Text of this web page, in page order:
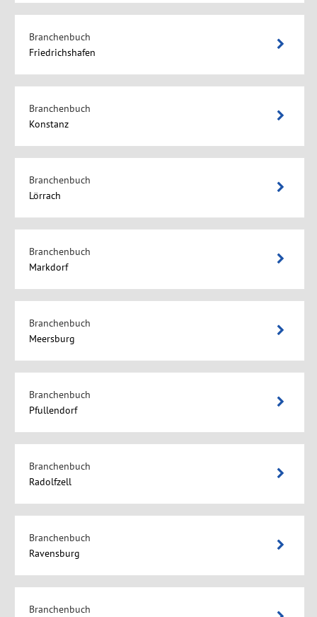
Branchenbuch
Friedrichshafen
Branchenbuch
Konstanz
Branchenbuch
Lörrach
Branchenbuch
Markdorf
Branchenbuch
Meersburg
Branchenbuch
Pfullendorf
Branchenbuch
Radolfzell
Branchenbuch
Ravensburg
Branchenbuch